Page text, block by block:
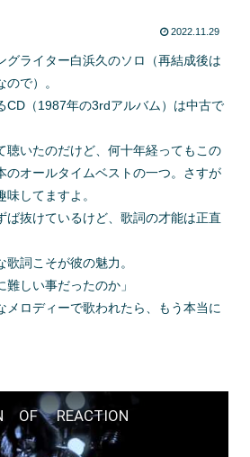
2022.11.29
グライター白浜久のソロ（再結成後は
で）。
CD（1987年の3rdアルバム）は中古で
聴いたのだけど、何十年経ってもこの
のオールタイムベストの一つ。さすが
してますよ。
ば抜けているけど、歌詞の才能は正直
詞こそが彼の魅力。
難しい事だったのか」
メロディーで歌われたら、もう本当に
OF REACTION